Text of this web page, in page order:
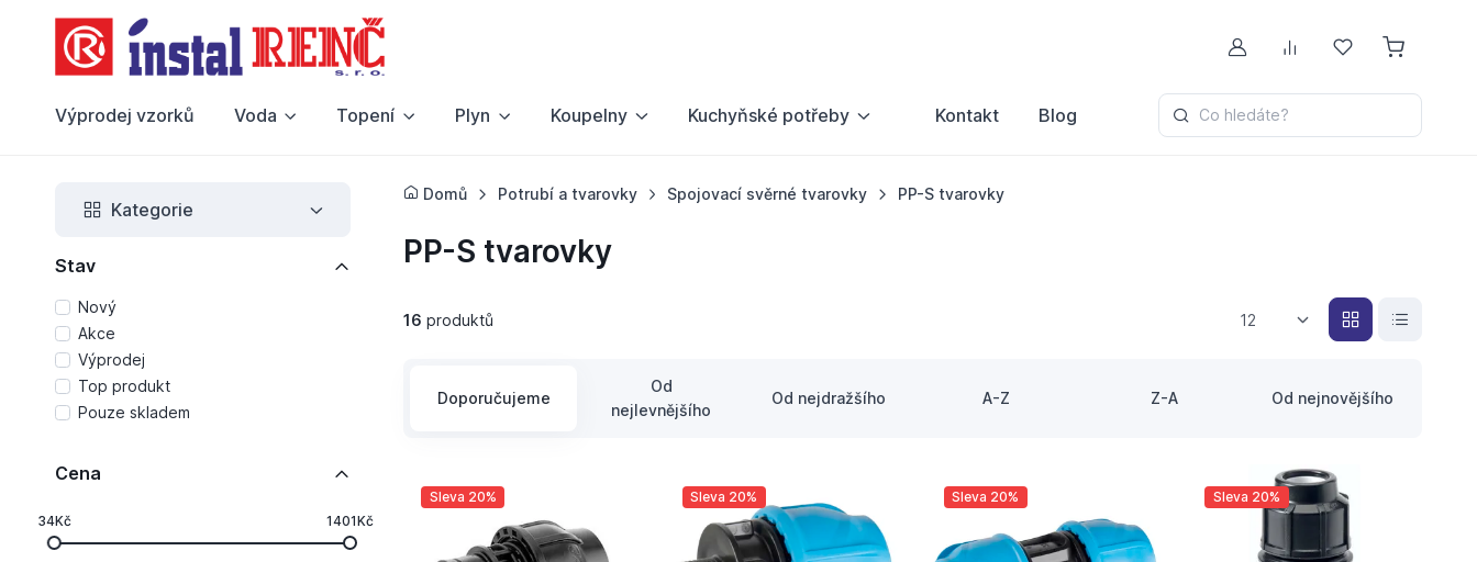
Můj účetPorovnávání
Oblíbené
Výprodej vzorků Voda Topení Plyn Koupelny Kuchyňské potřeby Kontakt Blog Co hledáte?
Kategorie
Stav
Nový
Akce
Výprodej
Top produkt
Pouze skladem
Cena
34Kč 1401Kč
Domů Potrubí a tvarovky Spojovací svěrné tvarovky PP-S tvarovky
PP-S tvarovky
16 produktů 12
Doporučujeme
Od
nejlevnějšího
Od nejdražšího A-Z Z-A Od nejnovějšího
Sleva 20% Sleva 20% Sleva 20% Sleva 20%